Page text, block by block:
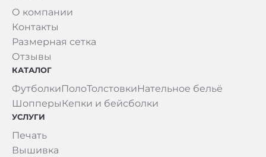
О компании
Контакты
Размерная сетка
Отзывы
КАТАЛОГ
ФутболкиПолоТолстовкиНательное бельё
Шопперы Кепки и бейсболки
УСЛУГИ
Печать
Вышивка